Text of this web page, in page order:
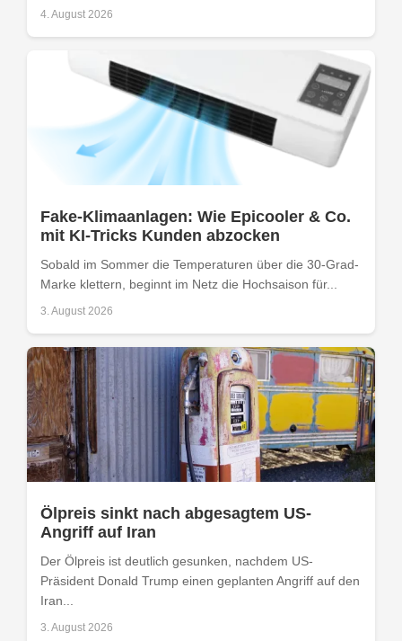
4. August 2026
Fake-Klimaanlagen: Wie Epicooler & Co.
mit KI-Tricks Kunden abzocken
Sobald im Sommer die Temperaturen über die 30-Grad-
Marke klettern, beginnt im Netz die Hochsaison für...
3. August 2026
Ölpreis sinkt nach abgesagtem US-
Angriff auf Iran
Der Ölpreis ist deutlich gesunken, nachdem US-
Präsident Donald Trump einen geplanten Angriff auf den
Iran...
3. August 2026